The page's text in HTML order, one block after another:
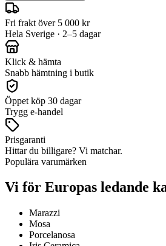
Fri frakt över 5 000 kr
Hela Sverige · 2–5 dagar
Klick & hämta
Snabb hämtning i butik
Öppet köp 30 dagar
Trygg e-handel
Prisgaranti
Hittar du billigare? Vi matchar.
Populära varumärken
Vi för Europas ledande
Marazzi
Mosa
Porcelanosa